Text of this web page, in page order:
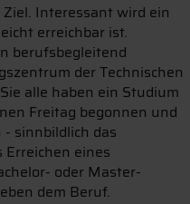
Interessant wird ein
erreichbar ist.
berufsbegleitend
der Technischen
alle haben ein Studium
Freitag begonnen und
sinnbildlich das
Erreichen eines
oder Master-
dem Beruf.